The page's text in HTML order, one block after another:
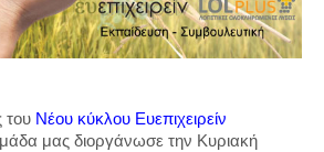
του Νέου κύκλου Ευεπιχειρείν
μας διοργάνωσε την Κυριακή